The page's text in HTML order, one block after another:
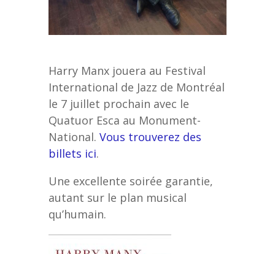
Harry Manx jouera au Festival
International de Jazz de Montréal
le 7 juillet prochain avec le
Quatuor Esca au Monument-
National. Vous trouverez des
billets ici.
Une excellente soirée garantie,
autant sur le plan musical
qu’humain.